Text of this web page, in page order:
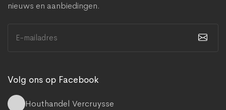
nieuws en aanbiedingen.
Volg ons op Facebook
Houthandel Vercruysse